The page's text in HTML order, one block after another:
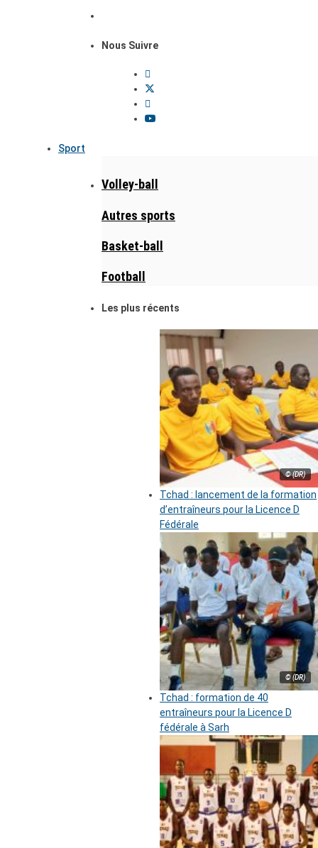
Nous Suivre
Sport
Volley-ball
Autres sports
Basket-ball
Football
Les plus récents
© (DR)
Tchad : lancement de la formation
d’entraîneurs pour la Licence D
Fédérale
© (DR)
Tchad : formation de 40
entraîneurs pour la Licence D
fédérale à Sarh